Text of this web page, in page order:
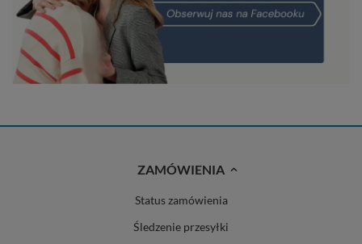
ZAMÓWIENIA
Status zamówienia
Śledzenie przesyłki